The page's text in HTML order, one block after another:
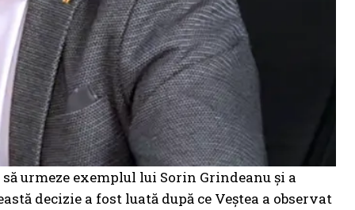
urmeze exemplul lui Sorin Grindeanu și a
decizie a fost luată după ce Veștea a observat